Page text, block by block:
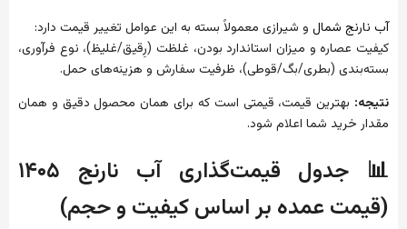
آب نارنج شمال و شیرازی معمولاً بسته به این عوامل تغییر قیمت دارد:
کیفیت عصاره و میزان استاندارد بودن، غلظت (رِقیق/غلیظ)، نوع فرآوری،
بسته‌بندی (بطری/بگ/قوطی)، ظرفیت سفارش و هزینه‌های حمل.
نتیجه: بهترین قیمت، قیمتی است که برای همان محصول دقیق و همان
مقدار خرید شما اعلام شود.
📊 جدول قیمت‌گذاری آب نارنج ۱۴۰۵
(قیمت عمده بر اساس کیفیت و حجم)